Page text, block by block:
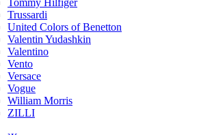
Tommy Hilfiger
Trussardi
United Colors of Benetton
Valentin Yudashkin
Valentino
Vento
Versace
Vogue
William Morris
ZILLI